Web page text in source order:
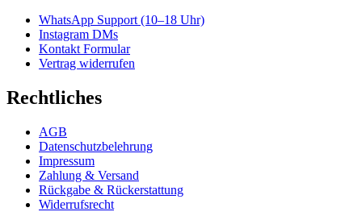
WhatsApp Support (10–18 Uhr)
Instagram DMs
Kontakt Formular
Vertrag widerrufen
Rechtliches
AGB
Datenschutzbelehrung
Impressum
Zahlung & Versand
Rückgabe & Rückerstattung
Widerrufsrecht